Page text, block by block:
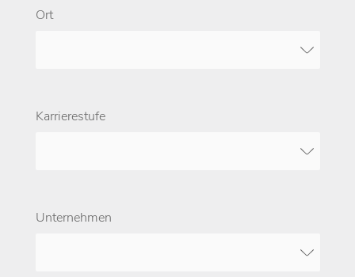
Ort
Karrierestufe
Unternehmen